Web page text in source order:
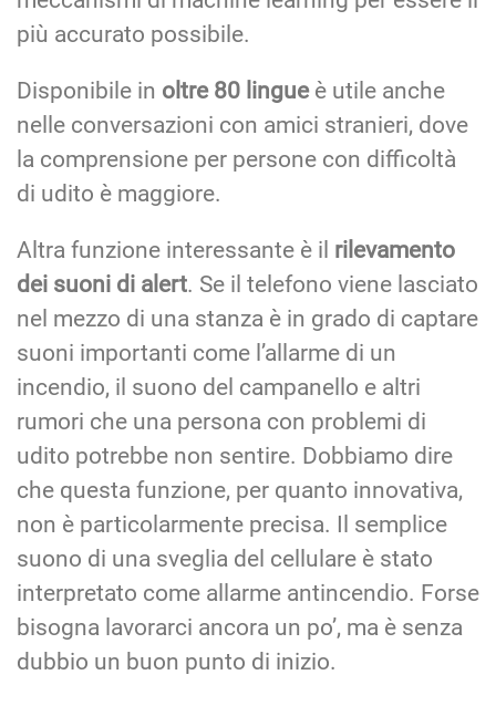
più accurato possibile.
Disponibile in oltre 80 lingueè utile anche
nelle conversazioni con amici stranieri, dove
la comprensione per persone con difficoltà
di udito è maggiore.
Altra funzione interessante è il rilevamento
dei suoni di alert. Se il telefono viene lasciato
nel mezzo di una stanza è in grado di captare
suoni importanti come l’allarme di un
incendio, il suono del campanello e altri
rumori che una persona con problemi di
udito potrebbe non sentire. Dobbiamo dire
che questa funzione, per quanto innovativa,
non è particolarmente precisa. Il semplice
suono di una sveglia del cellulare è stato
interpretato come allarme antincendio. Forse
bisogna lavorarci ancora un po’, ma è senza
dubbio un buon punto di inizio.